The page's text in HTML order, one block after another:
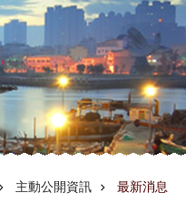
主動公開資訊 最新消息